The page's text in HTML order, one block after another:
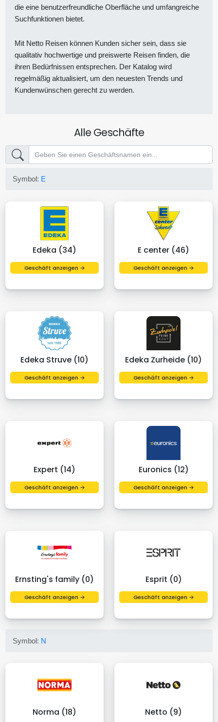
die eine benutzerfreundliche Oberfläche und umfangreiche
Suchfunktionen bietet.
Mit Netto Reisen können Kunden sicher sein, dass sie
qualitativ hochwertige und preiswerte Reisen finden, die
ihren Bedürfnissen entsprechen. Der Katalog wird
regelmäßig aktualisiert, um den neuesten Trends und
Kundenwünschen gerecht zu werden.
Alle Geschäfte
Symbol: E
Edeka (34)
Geschäft anzeigen →
E center (46)
Geschäft anzeigen →
Edeka Struve (10)
Geschäft anzeigen →
Edeka Zurheide (10)
Geschäft anzeigen →
Expert (14)
Geschäft anzeigen →
Euronics (12)
Geschäft anzeigen →
Ernsting's family (0)
Geschäft anzeigen →
Esprit (0)
Geschäft anzeigen →
Symbol: N
Norma (18) Netto (9)